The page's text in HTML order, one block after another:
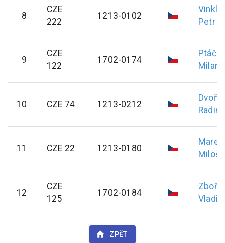
8
CZE
222
1213-0102
Vinkl
Petr
9
CZE
122
1702-0174
Milan
10 CZE 74 1213-0212
Radim
11 CZE 22 1213-0180
Mareš
Miloš
12
CZE
125
1702-0184
Zbořil
ZPĚT